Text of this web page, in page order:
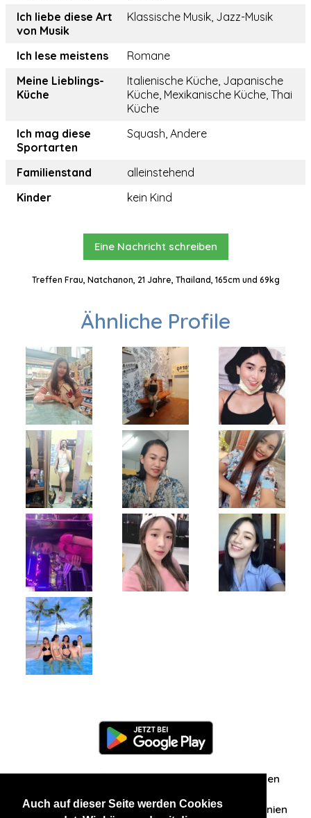
Auch auf dieser Seite werden Cookies
Ich liebe diese Art
von Musik
Klassische Musik, Jazz-Musik
Ich lese meistens
Romane
Meine Lieblings-
Küche
Italienische Küche, Japanische
Küche, Mexikanische Küche, Thai
Küche
Ich mag diese
Sportarten
Squash, Andere
Familienstand
alleinstehend
Kinder
kein Kind
Eine Nachricht schreiben
Treffen Frau, Natchanon, 21 Jahre, Thailand, 165cm und 69kg
Ähnliche Profile
Zuschriften/Erfahrungen
Datenschutzerklärung AGB Datenschutzrichtlinien